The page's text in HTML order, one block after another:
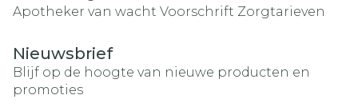
Apotheker van wacht Voorschrift Zorgtarieven
Nieuwsbrief
Blijf op de hoogte van nieuwe producten en
promoties